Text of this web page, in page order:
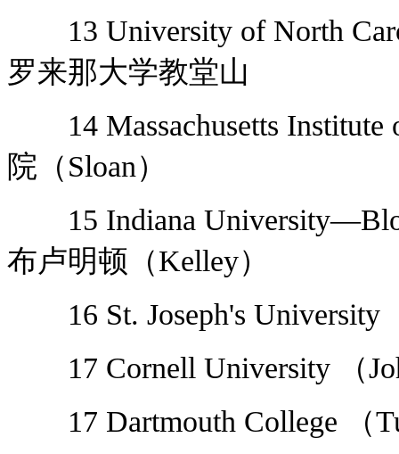
13 University of North
罗来那大学教堂山
14 Massachusetts Institute
院（Sloan）
15 Indiana
布卢明顿（Kelley）
16 St. Joseph's University
17 Cornell University （
17 Dartmouth College （